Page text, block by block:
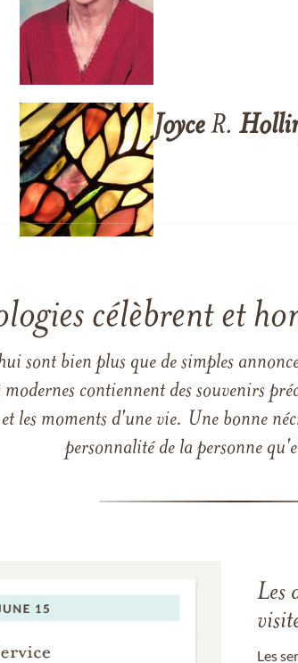
JoyceR.
célèbrent et
sont bien plus que de simples
contiennent des souvenirs
les moments d'une vie. Une bonne
personnalité de la personne
Les
Les